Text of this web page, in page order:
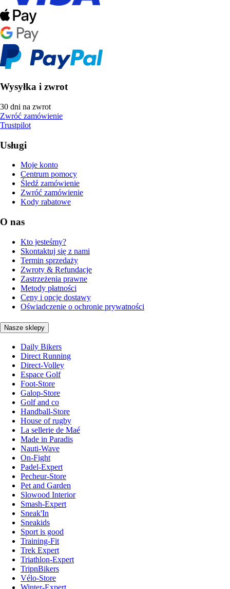
Wysyłka i zwrot
30 dni na zwrot
Zwróć zamówienie
Trustpilot
Usługi
Moje konto
Centrum pomocy
Śledź zamówienie
Zwróć zamówienie
Kody rabatowe
O nas
Kto jesteśmy?
Skontaktuj się z nami
Termin sprzedaży
Zwroty & Refundacje
Zastrzeżenia prawne
Metody płatności
Ceny i opcje dostawy
Oświadczenie o ochronie prywatności
Nasze sklepy
Daily Bikers
Direct Running
Direct-Volley
Espace Golf
Foot-Store
Galop-Store
Golf and co
Handball-Store
House of rugby
La sellerie de Maé
Made in Paradis
Nauti-Wave
On-Fight
Padel-Expert
Pecheur-Store
Pet and Garden
Slowood Interior
Smash-Expert
Sneak'In
Sneakids
Sport is good
Training-Fit
Trek Expert
Triathlon-Expert
TripnBikers
Vélo-Store